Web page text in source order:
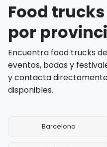
Food
por
Encuentra food trucks
eventos, bodas y
y contacta
disponibles.
Barcelona